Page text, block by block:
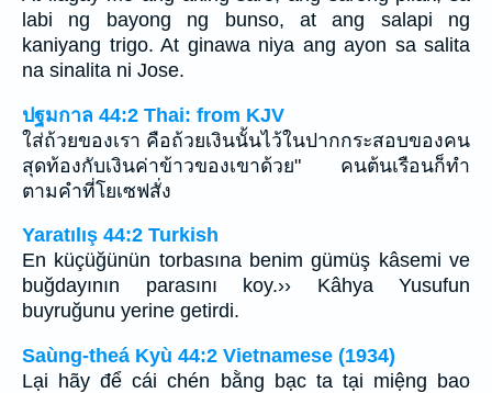
labi ng bayong ng bunso, at ang salapi ng
kaniyang trigo. At ginawa niya ang ayon sa salita
na sinalita ni Jose.
ปฐมกาล 44:2 Thai: from KJV
ใส่ถ้วยของเรา คือถ้วยเงินนั้นไว้ในปากกระสอบของคน
สุดท้องกับเงินค่าข้าวของเขาด้วย" คนต้นเรือนก็ทำ
ตามคำที่โยเซฟสั่ง
Yaratılış 44:2 Turkish
En küçüğünün torbasına benim gümüş kâsemi ve
buğdayının parasını koy.›› Kâhya Yusufun
buyruğunu yerine getirdi.
Saùng-theá Kyù 44:2 Vietnamese (1934)
Lại hãy để cái chén bằng bạc ta tại miệng bao